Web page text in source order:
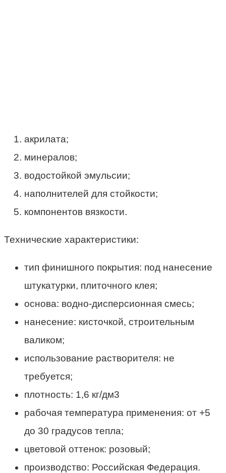
акрилата;
минералов;
водостойкой эмульсии;
наполнителей для стойкости;
компонентов вязкости.
Технические характеристики:
тип финишного покрытия: под нанесение
штукатурки, плиточного клея;
основа: водно-дисперсионная смесь;
нанесение: кисточкой, строительным
валиком;
использование растворителя: не
требуется;
плотность: 1,6 кг/дм3
рабочая температура применения: от +5
до 30 градусов тепла;
цветовой оттенок: розовый;
производство: Российская Федерация.